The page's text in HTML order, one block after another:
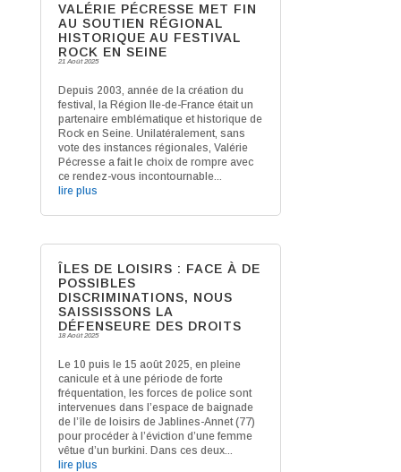
VALÉRIE PÉCRESSE MET FIN
AU SOUTIEN RÉGIONAL
HISTORIQUE AU FESTIVAL
ROCK EN SEINE
21 Août 2025
Depuis 2003, année de la création du
festival, la Région Ile-de-France était un
partenaire emblématique et historique de
Rock en Seine. Unilatéralement, sans
vote des instances régionales, Valérie
Pécresse a fait le choix de rompre avec
ce rendez-vous incontournable...
lire plus
ÎLES DE LOISIRS : FACE À DE
POSSIBLES
DISCRIMINATIONS, NOUS
SAISSISSONS LA
DÉFENSEURE DES DROITS
18 Août 2025
Le 10 puis le 15 août 2025, en pleine
canicule et à une période de forte
fréquentation, les forces de police sont
intervenues dans l’espace de baignade
de l’île de loisirs de Jablines-Annet (77)
pour procéder à l’éviction d’une femme
vêtue d’un burkini. Dans ces deux...
lire plus